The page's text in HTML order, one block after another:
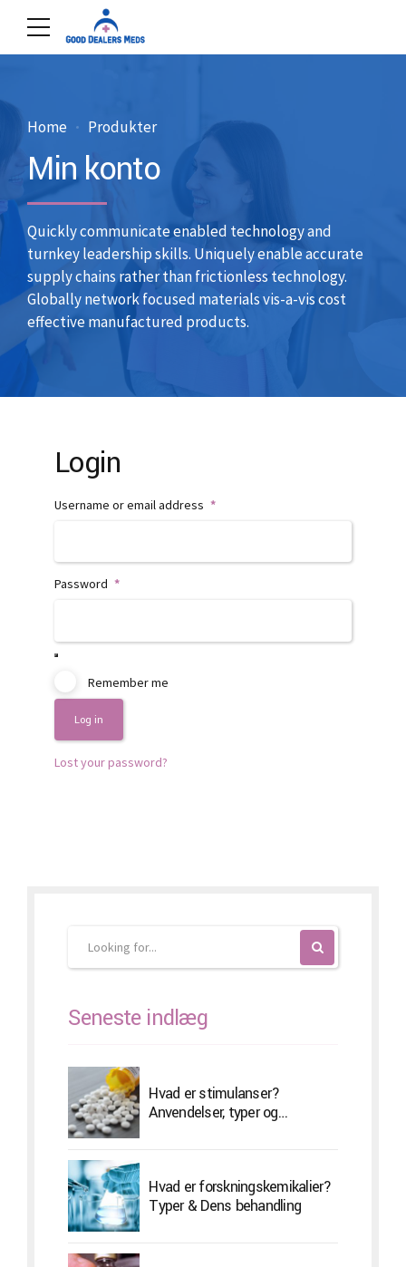
Home Produkter
Min konto
Quickly communicate enabled technology and
turnkey leadership skills. Uniquely enable accurate
supply chains rather than frictionless technology.
Globally network focused materials vis-a-vis cost
effective manufactured products.
Login
Username or email address *Required
Password *Required
Remember me
Log in
Lost your password?
Seneste indlæg
Hvad er stimulanser?
Anvendelser, typer og
Hvad er forskningskemikalier?
Typer & Dens behandling